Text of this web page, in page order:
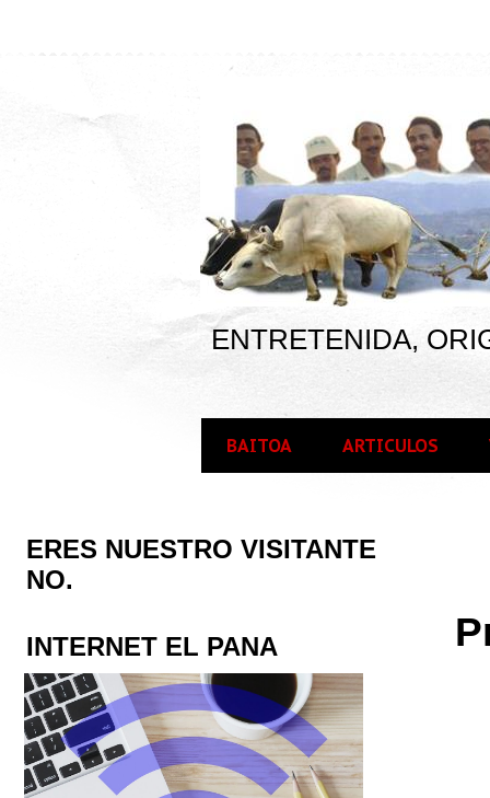
ENTRETENIDA,
BAITOA ARTICULOS
ERES NUESTRO VISITANTE
NO.
INTERNET EL PANA